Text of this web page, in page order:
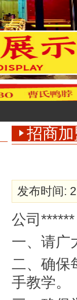
招商
发布时间:
公司
一、请广
二、确保
手教学。